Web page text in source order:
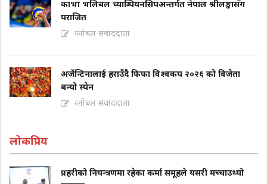
काभा भलिबल च्याम्पियनसिपअन्तर्गत नेपाल श्रीलङ्कासँग
पराजित
ग्लोबल संवाददाता
अर्जेन्टिनालाई हराउँदै फिफा विश्वकप २०२६ को विजेता
बन्यो स्पेन
ग्लोबल संवाददाता
लोकप्रिय
प्रहरीको नियन्त्रणमा रहेका कर्मा समूहले यसरी मच्चाउथ्यो